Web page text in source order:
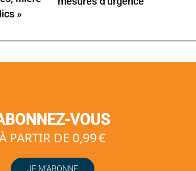
»
VOUS
PARTIR DE 0,99 €
JE M’ABONNE